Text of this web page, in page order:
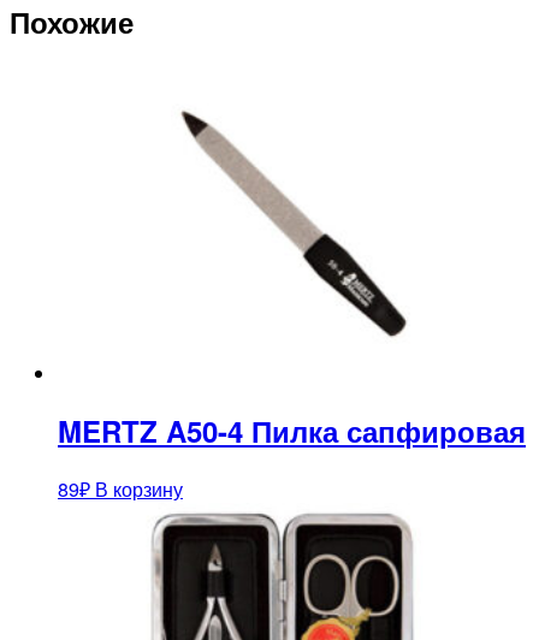
Похожие
MERTZ A50-4 Пилка сапфировая
89₽ В корзину